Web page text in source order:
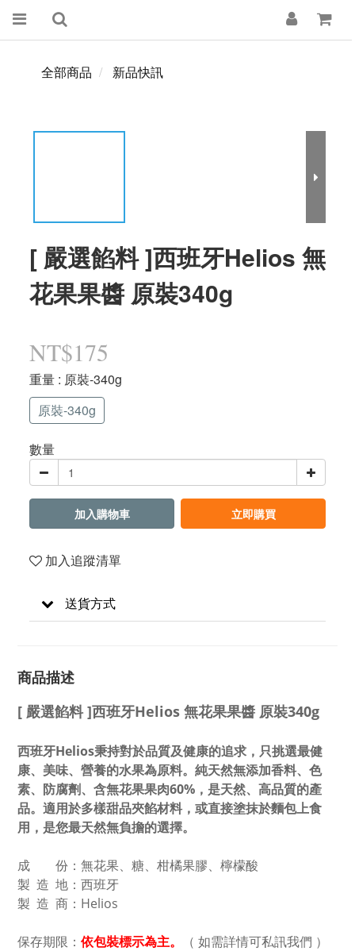
全部商品 新品快訊
[ 嚴選餡料 ]西班牙Helios 無
花果果醬 原裝340g
NT$175
重量 : 原裝-340g
原裝-340g
數量
加入購物車 立即購買
加入追蹤清單
送貨方式
商品描述
[ 嚴選餡料 ]西班牙Helios 無花果果醬 原裝340g
西班牙Helios秉持對於品質及健康的追求，只挑選最健
康、美味、營養的水果為原料。純天然無添加香料、色
素、防腐劑、含無花果果肉60%，是天然、高品質的產
品。適用於多樣甜品夾餡材料，或直接塗抹於麵包上食
用，是您最天然無負擔的選擇。
成 份：無花果、糖、柑橘果膠、檸檬酸
製 造 地：西班牙
製 造 商：Helios
保存期限： 依包裝標示為主。 （ 如需詳情可私訊我們 ）